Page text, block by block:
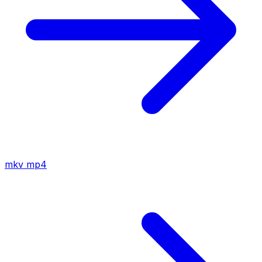
mkv mp4